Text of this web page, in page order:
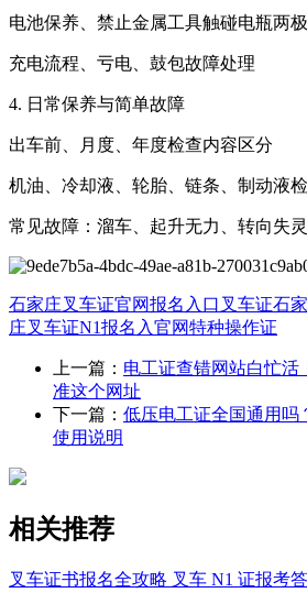
电池保养、禁止金属工具触碰电瓶两
充电流程、亏电、鼓包故障处理
4. 日常保养与简单故障
出车前、月度、年度检查内容区分
机油、冷却液、轮胎、链条、制动液
常见故障：溜车、起升无力、转向失
石家庄叉车证官网报名入口 叉车证石
庄叉车证N1报名入官网特种操作证
上一篇： 电工证查错网站白忙活
准这个网址
下一篇： 低压电工证全国通用吗
使用说明
相关推荐
叉车证书报名全攻略 叉车 N1 证报考